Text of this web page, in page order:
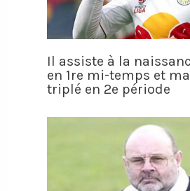
Il assiste à la
en 1re mi-temps et
triplé en 2e période